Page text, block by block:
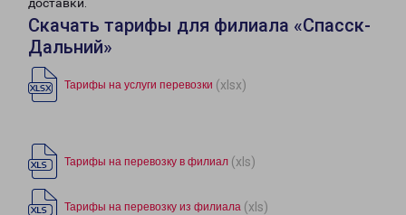
доставки.
Скачать тарифы для филиала «Спасск-
Дальний»
Тарифы на услуги перевозки (xlsx)
Тарифы на перевозку в филиал (xls)
Тарифы на перевозку из филиала (xls)